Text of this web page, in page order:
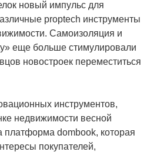
новый импульс для
proptech инструменты
Самоизоляция и
еще больше стимулировали
новостроек переместиться
инструментов,
недвижимости весной
платформа dombook, которая
покупателей,